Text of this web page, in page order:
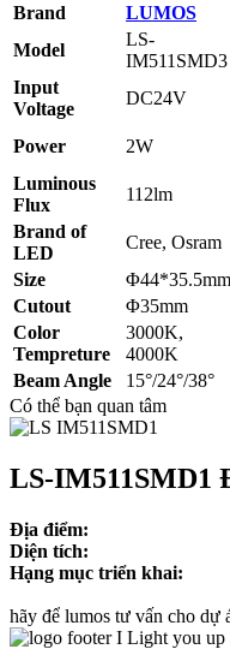
Brand
LUMOS
Model
LS-
IM511SMD3
Input
Voltage
DC24V
Power 2W
Luminous
Flux
112lm
Brand of
LED
Cree, Osram
Size
Φ44*35.5mm
Cutout
Φ35mm
Color
Tempreture
3000K,
4000K
Beam Angle
15°/24°/38°
Có thể bạn quan tâm
LS-IM511SMD1
Địa điểm:
Diện tích:
Hạng mục triển khai:
hãy để lumos tư vấn cho dự
I Light you up